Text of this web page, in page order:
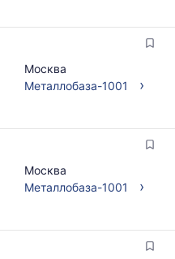
Москва
Металлобаза-1001
›
Москва
Металлобаза-1001
›